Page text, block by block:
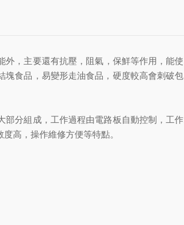
，主要還有抗壓，阻氣，保鮮等作用，能
食品，易變形走油食品，硬度較高會刺破
組成，工作過程由電路板自動控制，工
高，操作維修方便等特點。